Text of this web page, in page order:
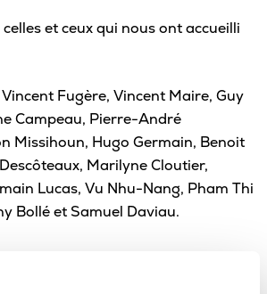
et ceux qui nous ont accueilli
Fugère, Vincent Maire, Guy
Campeau, Pierre-André
Missihoun, Hugo Germain, Benoit
Marilyne Cloutier,
Lucas, Vu Nhu-Nang, Pham Thi
Bollé et Samuel Daviau.